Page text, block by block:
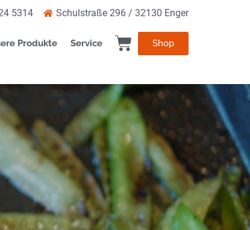
5314 Schulstraße 296 / 32130 Enger
Produkte Service Shop